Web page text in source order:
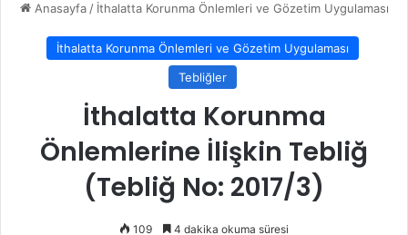
Anasayfa / İthalatta Korunma Önlemleri ve Gözetim Uygulaması
İthalatta Korunma Önlemleri ve Gözetim Uygulaması
Tebliğler
İthalatta Korunma
Önlemlerine İlişkin Tebliğ
(Tebliğ No: 2017/3)
109 4 dakika okuma süresi